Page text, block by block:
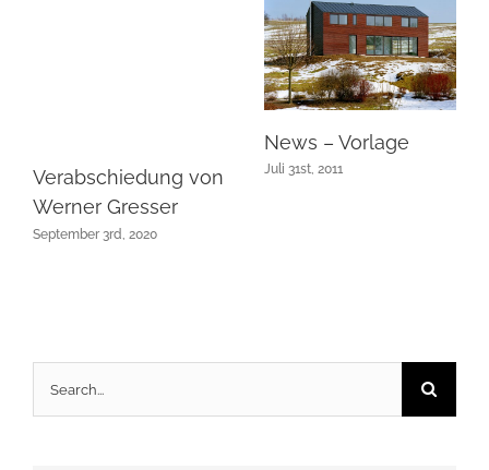
Verabschiedung von
Werner Gresser
September 3rd, 2020
News – Vorlage
Juli 31st, 2011
for: